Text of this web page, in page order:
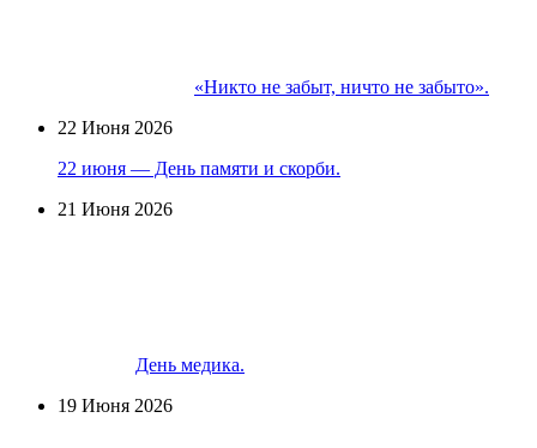
«Никто не забыт, ничто не забыто».
22 Июня 2026
22 июня — День памяти и скорби.
21 Июня 2026
День медика.
19 Июня 2026